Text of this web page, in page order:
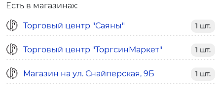
Есть в магазинах:
Торговый центр "Саяны" 1 шт.
Торговый центр "ТоргсинМаркет" 1 шт.
Магазин на ул. Снайперская, 9Б 1 шт.